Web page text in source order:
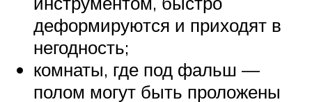
деформируются и приходят в
негодность;
комнаты, где под фальш —
полом могут быть проложены